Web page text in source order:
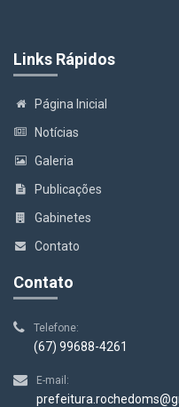
Links Rápidos
Página Inicial
Notícias
Galeria
Publicações
Gabinetes
Contato
Contato
Telefone:
(67) 99688-4261
E-mail: